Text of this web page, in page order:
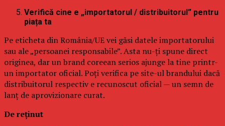
Verifică cine e „importatorul / distribuitorul” pentru
piața ta
Pe eticheta din România/UE vei găsi datele importatorului
sau ale „persoanei responsabile”. Asta nu-ți spune direct
originea, dar un brand coreean serios ajunge la tine printr-
un importator oficial. Poți verifica pe site-ul brandului dacă
distribuitorul respectiv e recunoscut oficial — un semn de
lanț de aprovizionare curat.
De reținut